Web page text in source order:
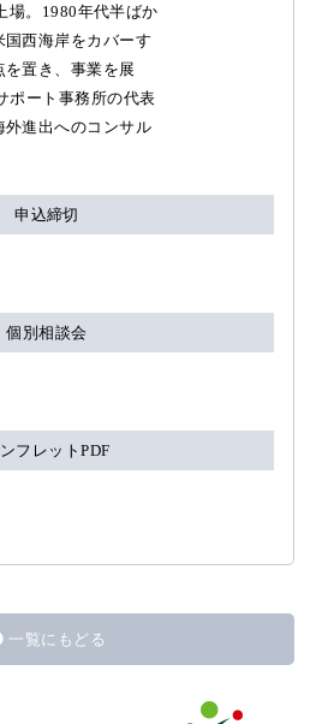
場。1980年代半ばか
国西海岸をカバーす
を置き、事業を展
ポート事務所の代表
外進出へのコンサル
申込締切
個別相談会
フレットPDF
一覧にもどる